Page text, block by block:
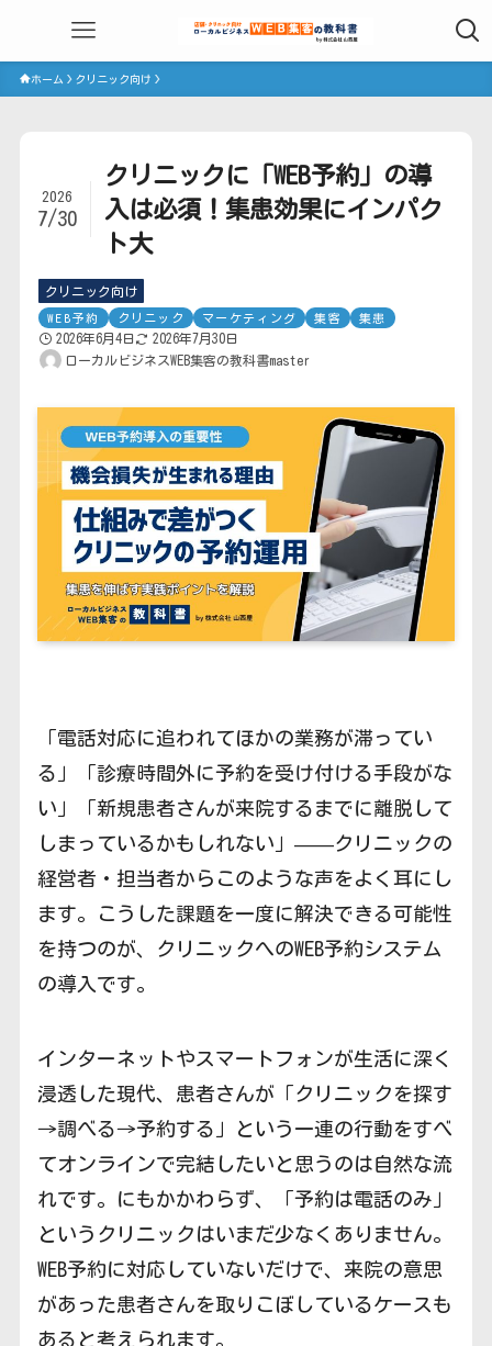
ホーム クリニック向け
クリニックに「WEB予約」の導
入は必須！集患効果にインパク
ト大
2026
7/30
クリニック向け
WEB予約 クリニック マーケティング 集客 集患
2026年6月4日
2026年7月30日
ローカルビジネスWEB集客の教科書master
「電話対応に追われてほかの業務が滞ってい
る」「診療時間外に予約を受け付ける手段がな
い」「新規患者さんが来院するまでに離脱して
しまっているかもしれない」——クリニックの
経営者・担当者からこのような声をよく耳にし
ます。こうした課題を一度に解決できる可能性
を持つのが、クリニックへのWEB予約システム
の導入です。
インターネットやスマートフォンが生活に深く
浸透した現代、患者さんが「クリニックを探す
→調べる→予約する」という一連の行動をすべ
てオンラインで完結したいと思うのは自然な流
れです。にもかかわらず、「予約は電話のみ」
というクリニックはいまだ少なくありません。
WEB予約に対応していないだけで、来院の意思
があった患者さんを取りこぼしているケースも
あると考えられます。